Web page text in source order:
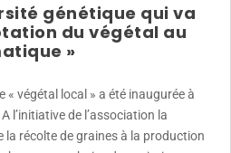
génétique qui va
du végétal au
»
« végétal local » a été inaugurée à
l’initiative de l’association la
la récolte de graines à la production